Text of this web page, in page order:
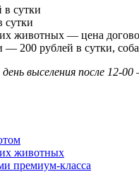
сутки
животных — цена
200 рублей в сутки,
выселения после 12-
животных
премиум-класса